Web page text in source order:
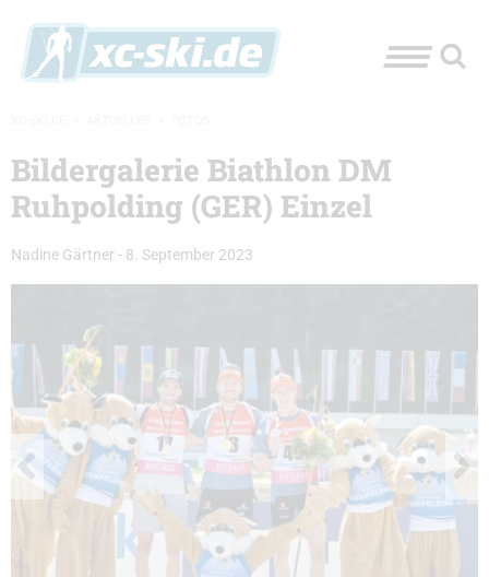
Bildergalerie Biathlon DM
Ruhpolding (GER) Einzel
Nadine Gärtner - 8. September 2023